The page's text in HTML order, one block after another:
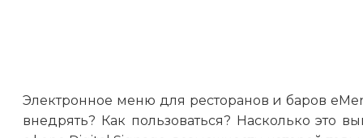
Электронное меню для ресторанов и баров
внедрять? Как пользоваться? Насколько это